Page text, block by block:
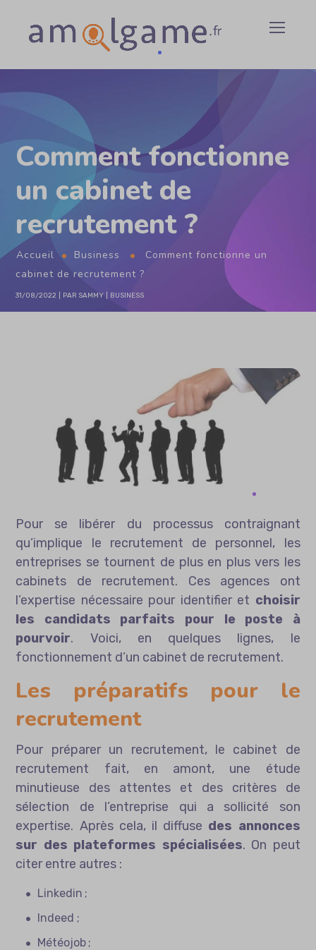
Comment fonctionne
un cabinet de
recrutement ?
Accueil Business
Comment fonctionne un
cabinet de recrutement ?
31/08/2022 PAR SAMMY BUSINESS
Pour se libérer du processus contraignant
qu’implique le recrutement de personnel, les
entreprises se tournent de plus en plus vers les
cabinets de recrutement. Ces agences ont
l’expertise nécessaire pour identifier et choisir
les candidats parfaits pour le poste à
pourvoir. Voici, en quelques lignes, le
fonctionnement d’un cabinet de recrutement.
Les préparatifs pour le
recrutement
Pour préparer un recrutement, le cabinet de
recrutement fait, en amont, une étude
minutieuse des attentes et des critères de
sélection de l’entreprise qui a sollicité son
expertise. Après cela, il diffuse des annonces
sur des plateformes spécialisées. On peut
citer entre autres :
Linkedin ;
Indeed ;
Météojob ;